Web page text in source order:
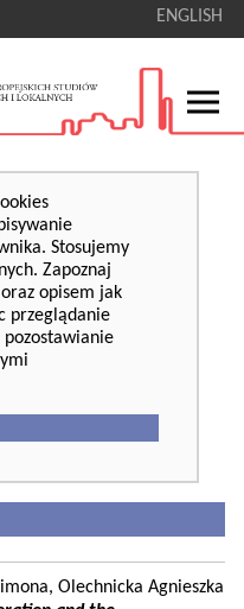
ENGLISH
Stosujemy
Zapoznaj
oraz opisem jak
przeglądanie
pozostawianie
Olechnicka Agnieszka